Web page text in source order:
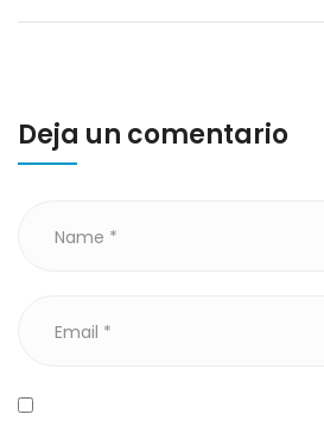
Deja un comentario